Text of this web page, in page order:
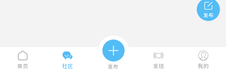

发布

首页

社区

发布

发现

我的